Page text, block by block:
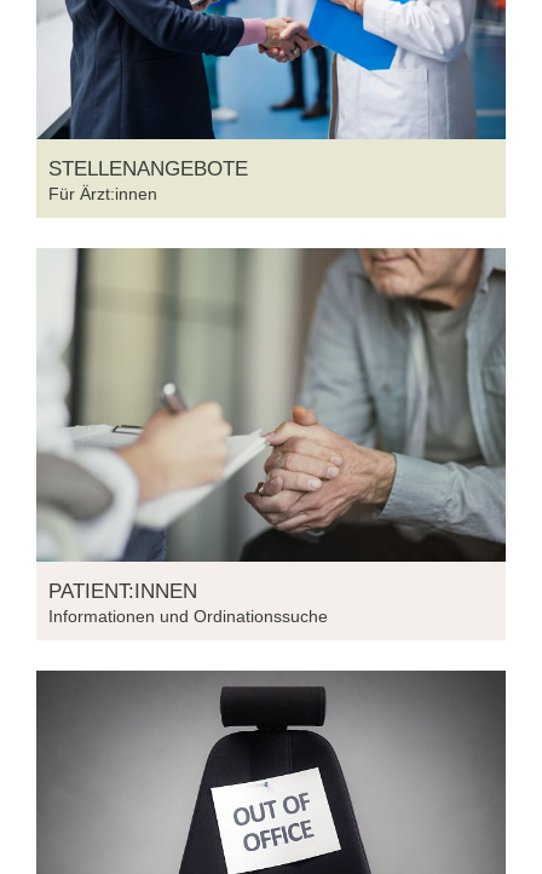
STELLENANGEBOTE
Für Ärzt:innen
PATIENT:INNEN
Informationen und Ordinationssuche